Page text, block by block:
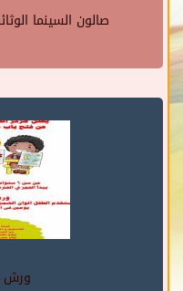
صالون السينما
ورش